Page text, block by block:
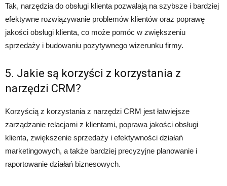
Tak, narzędzia do obsługi klienta pozwalają na szybsze i bardziej
efektywne rozwiązywanie problemów klientów oraz poprawę
jakości obsługi klienta, co może pomóc w zwiększeniu
sprzedaży i budowaniu pozytywnego wizerunku firmy.
5. Jakie są korzyści z korzystania z
narzędzi CRM?
Korzyścią z korzystania z narzędzi CRM jest łatwiejsze
zarządzanie relacjami z klientami, poprawa jakości obsługi
klienta, zwiększenie sprzedaży i efektywności działań
marketingowych, a także bardziej precyzyjne planowanie i
raportowanie działań biznesowych.